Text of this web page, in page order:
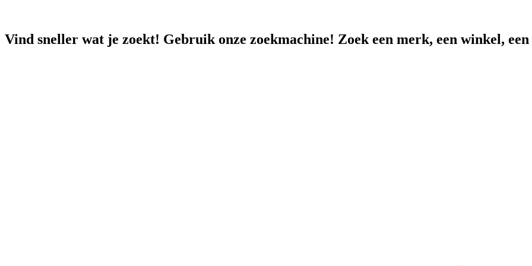
Vind sneller wat je zoekt! Gebruik onze zoekmachine! Zoek een merk, een winkel, een